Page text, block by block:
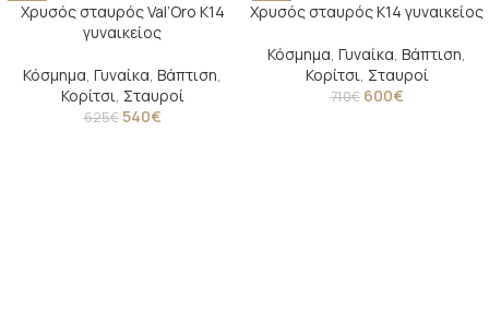
-14%
Χρυσός σταυρός Val’Oro Κ14
γυναικείος
Κόσμημα, Γυναίκα, Βάπτιση,
Κορίτσι, Σταυροί
625€ 540€
-15%
Χρυσός σταυρός Κ14 γυναικείος
Κόσμημα, Γυναίκα, Βάπτιση,
Κορίτσι, Σταυροί
710€ 600€